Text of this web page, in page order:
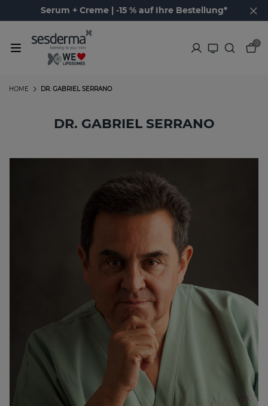
Serum + Creme | -15 % auf Ihre Bestellung*
0
DR. GABRIEL SERRANO
HOME
DR. GABRIEL SERRANO